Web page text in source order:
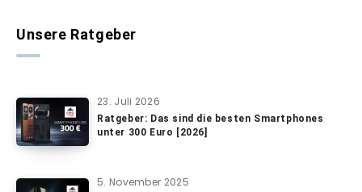
Unsere Ratgeber
23. Juli 2026
Ratgeber: Das sind die besten Smartphones
unter 300 Euro [2026]
5. November 2025